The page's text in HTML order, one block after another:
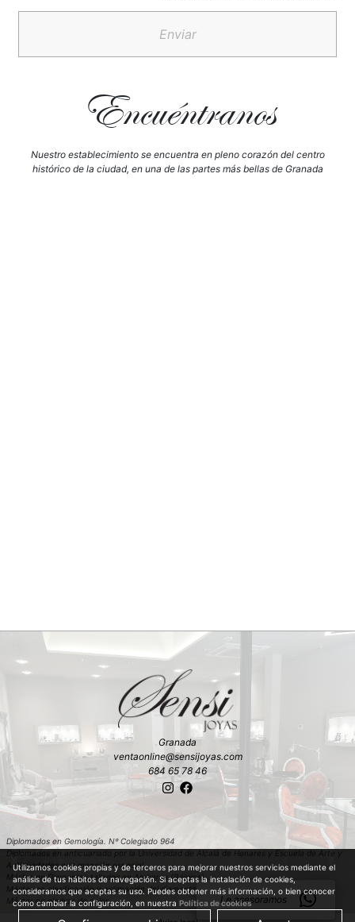
Enviar
Encuéntranos
Nuestro establecimiento se encuentra en pleno corazón del centro
histórico de la ciudad, en una de las partes más bellas de Granada
Granada
ventaonline@sensijoyas.com
684 65 78 46
Diplomados en Gemología. Nº Colegiado 964
Diplomados en anticuariado por la Universidad de Alcalá de Henares y Escuela de Arte y
Antigüedades con mención especial
Máster en Diamantes tallados en Amberes (Bélgica)
Máster en clasificación y estimación del diamante en bruto en Amberes (Bélgica)
Máster en piedras de color
Utilizamos cookies propias y de terceros para mejorar nuestros servicios mediante el
análisis de tus hábitos de navegación. Si aceptas la instalación de cookies,
consideramos que aceptas su uso. Puedes obtener más información, o bien conocer
cómo cambiar la configuración, en nuestra Política de cookiesLe asesoramos